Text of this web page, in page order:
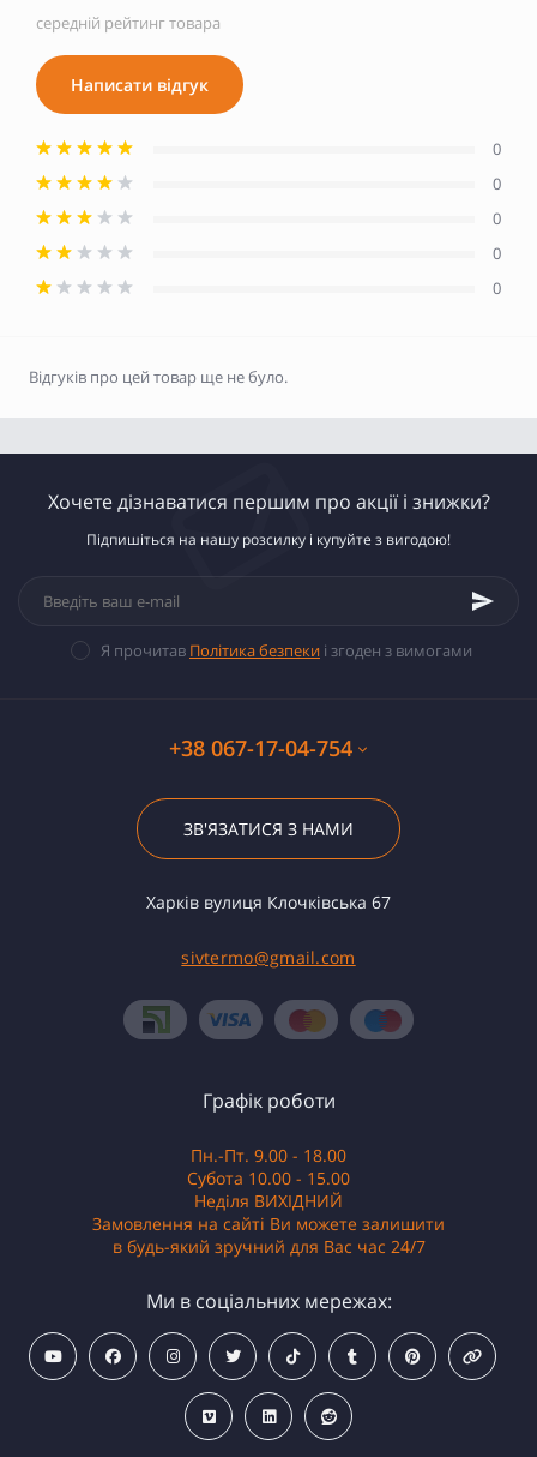
середній рейтинг товара
Написати відгук
0
0
0
0
0
Відгуків про цей товар ще не було.
Хочете дізнаватися першим про акції і знижки?
Підпишіться на нашу розсилку і купуйте з вигодою!
Я прочитав Політика безпеки і згоден з вимогами
+38 067-17-04-754
ЗВ'ЯЗАТИСЯ З НАМИ
Харків вулиця Клочківська 67
sivtermo@gmail.com
Графік роботи
Пн.-Пт. 9.00 - 18.00
Субота 10.00 - 15.00
Неділя ВИХІДНИЙ
Замовлення на сайті Ви можете залишити
в будь-який зручний для Вас час 24/7
Ми в соціальних мережах: